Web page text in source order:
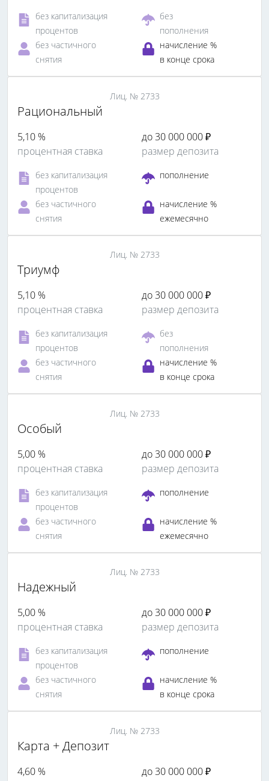
без капитализация
процентов
без
пополнения
без частичного
снятия
начисление %
в конце срока
Лиц. № 2733
Рациональный
5,10 %
процентная ставка
до 30 000 000 ₽
размер депозита
без капитализация
процентов
пополнение
без частичного
снятия
начисление %
ежемесячно
Лиц. № 2733
Триумф
5,10 %
процентная ставка
до 30 000 000 ₽
размер депозита
без капитализация
процентов
без
пополнения
без частичного
снятия
начисление %
в конце срока
Лиц. № 2733
Особый
5,00 %
процентная ставка
до 30 000 000 ₽
размер депозита
без капитализация
процентов
пополнение
без частичного
снятия
начисление %
ежемесячно
Лиц. № 2733
Надежный
5,00 %
процентная ставка
до 30 000 000 ₽
размер депозита
без капитализация
процентов
пополнение
без частичного
снятия
начисление %
в конце срока
Лиц. № 2733
Карта + Депозит
4,60 %
до 30 000 000 ₽